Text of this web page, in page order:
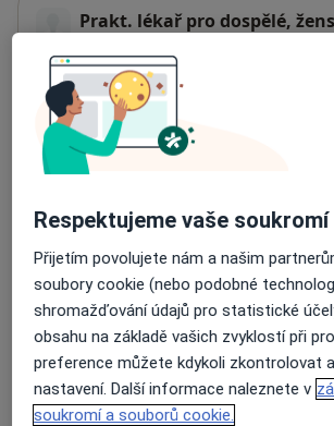
Prakt. lékař pro dospělé,
Dostupnost
Na této adrese online kalendář není
Co mám v takové situaci udělat?
Způsoby platby (soukromé
Na teto adrese lékař přijímá
Detaily
Více
o adrese
Respektujeme vaše soukromí
Přijetím povolujete nám a našim
soubory cookie (nebo podobné
shromažďování údajů pro statistické
obsahu na základě vašich zvyklostí při
preference můžete kdykoli zkontrolovat
nastavení. Další informace naleznete v
soukromí a souborů cookie.